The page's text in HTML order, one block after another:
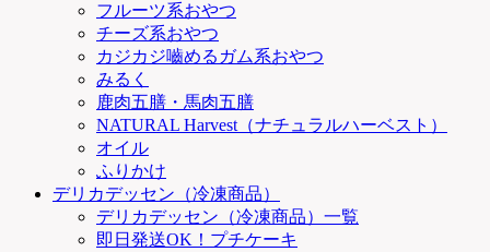
フルーツ系おやつ
チーズ系おやつ
カジカジ嚙めるガム系おやつ
みるく
鹿肉五膳・馬肉五膳
NATURAL Harvest（ナチュラルハーベスト）
オイル
ふりかけ
デリカデッセン（冷凍商品）
デリカデッセン（冷凍商品）一覧
即日発送OK！プチケーキ